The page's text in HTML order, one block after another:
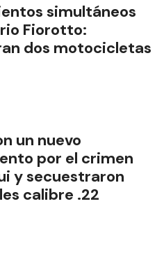
simultáneos
Fiorotto:
dos motocicletas
un nuevo
por el crimen
y secuestraron
calibre .22